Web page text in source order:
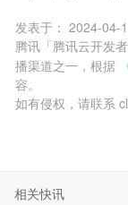
发表于： 2024-04-
腾讯「腾讯云开发
播渠道之一，根据
容。
如有侵权，请联系
相关快讯